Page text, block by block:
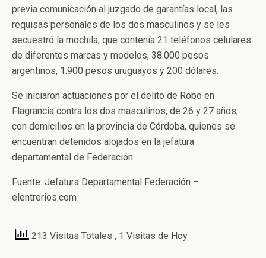
previa comunicación al juzgado de garantías local, las
requisas personales de los dos masculinos y se les
secuestró la mochila, que contenía 21 teléfonos celulares
de diferentes marcas y modelos, 38.000 pesos
argentinos, 1.900 pesos uruguayos y 200 dólares.
Se iniciaron actuaciones por el delito de Robo en
Flagrancia contra los dos masculinos, de 26 y 27 años,
con domicilios en la provincia de Córdoba, quienes se
encuentran detenidos alojados en la jefatura
departamental de Federación.
Fuente: Jefatura Departamental Federación –
elentrerios.com
213 Visitas Totales , 1 Visitas de Hoy